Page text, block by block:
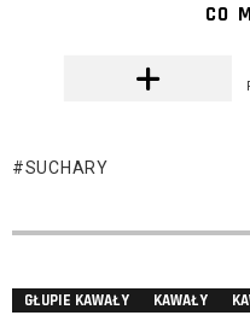
CO
SUCHARY
GŁUPIE KAWAŁY KAWAŁY